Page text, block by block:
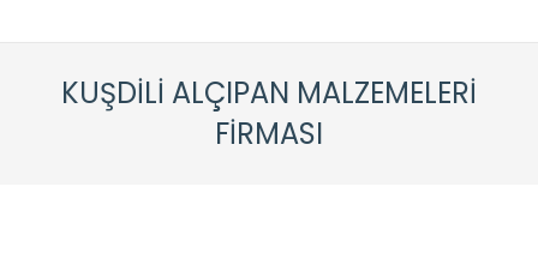
KUŞDILI ALÇIPAN MALZEMELERI
FIRMASI